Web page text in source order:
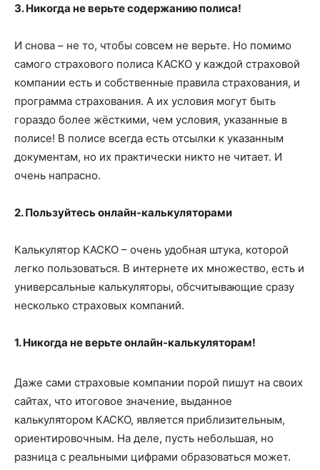
3. Никогда не верьте содержанию полиса!
И снова – не то, чтобы совсем не верьте. Но помимо
самого страхового полиса КАСКО у каждой страховой
компании есть и собственные правила страхования, и
программа страхования. А их условия могут быть
гораздо более жёсткими, чем условия, указанные в
полисе! В полисе всегда есть отсылки к указанным
документам, но их практически никто не читает. И
очень напрасно.
2. Пользуйтесь онлайн-калькуляторами
Калькулятор КАСКО – очень удобная штука, которой
легко пользоваться. В интернете их множество, есть и
универсальные калькуляторы, обсчитывающие сразу
несколько страховых компаний.
1. Никогда не верьте онлайн-калькуляторам!
Даже сами страховые компании порой пишут на своих
сайтах, что итоговое значение, выданное
калькулятором КАСКО, является приблизительным,
ориентировочным. На деле, пусть небольшая, но
разница с реальными цифрами образоваться может.